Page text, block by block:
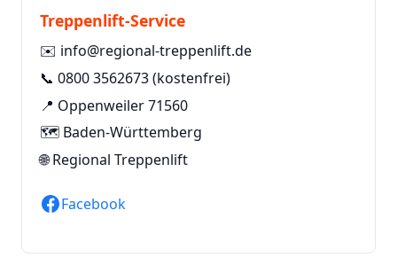
Treppenlift-Service
✉️ info@regional-treppenlift.de
📞 0800 3562673(kostenfrei)
📍 Oppenweiler 71560
🗺️ Baden-Württemberg
🌐Regional Treppenlift
Facebook